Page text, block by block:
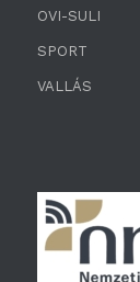
OVI-SULI
SPORT
VALLÁS